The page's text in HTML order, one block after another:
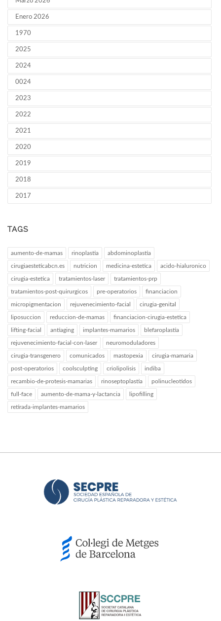
Enero 2026
1970
2025
2024
0024
2023
2022
2021
2020
2019
2018
2017
TAGS
aumento-de-mamas rinoplastia abdominoplastia
cirugiaesteticabcn.es nutricion medicina-estetica acido-hialuronico
cirugia-estetica tratamientos-laser tratamientos-prp
tratamientos-post-quirurgicos pre-operatorios financiacion
micropigmentacion rejuvenecimiento-facial cirugia-genital
liposuccion reduccion-de-mamas financiacion-cirugia-estetica
lifting-facial antiaging implantes-mamarios blefaroplastia
rejuvenecimiento-facial-con-laser neuromoduladores
cirugia-transgenero comunicados mastopexia cirugia-mamaria
post-operatorios coolsculpting criolipolisis indiba
recambio-de-protesis-mamarias rinoseptoplastia polinucleotidos
full-face aumento-de-mama-y-lactancia lipofilling
retirada-implantes-mamarios